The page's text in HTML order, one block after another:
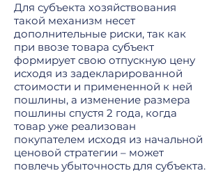
Для субъекта хозяйствования
такой механизм несет
дополнительные риски, так как
при ввозе товара субъект
формирует свою отпускную цену
исходя из задекларированной
стоимости и примененной к ней
пошлины, а изменение размера
пошлины спустя 2 года, когда
товар уже реализован
покупателем исходя из начальной
ценовой стратегии – может
повлечь убыточность для субъекта.